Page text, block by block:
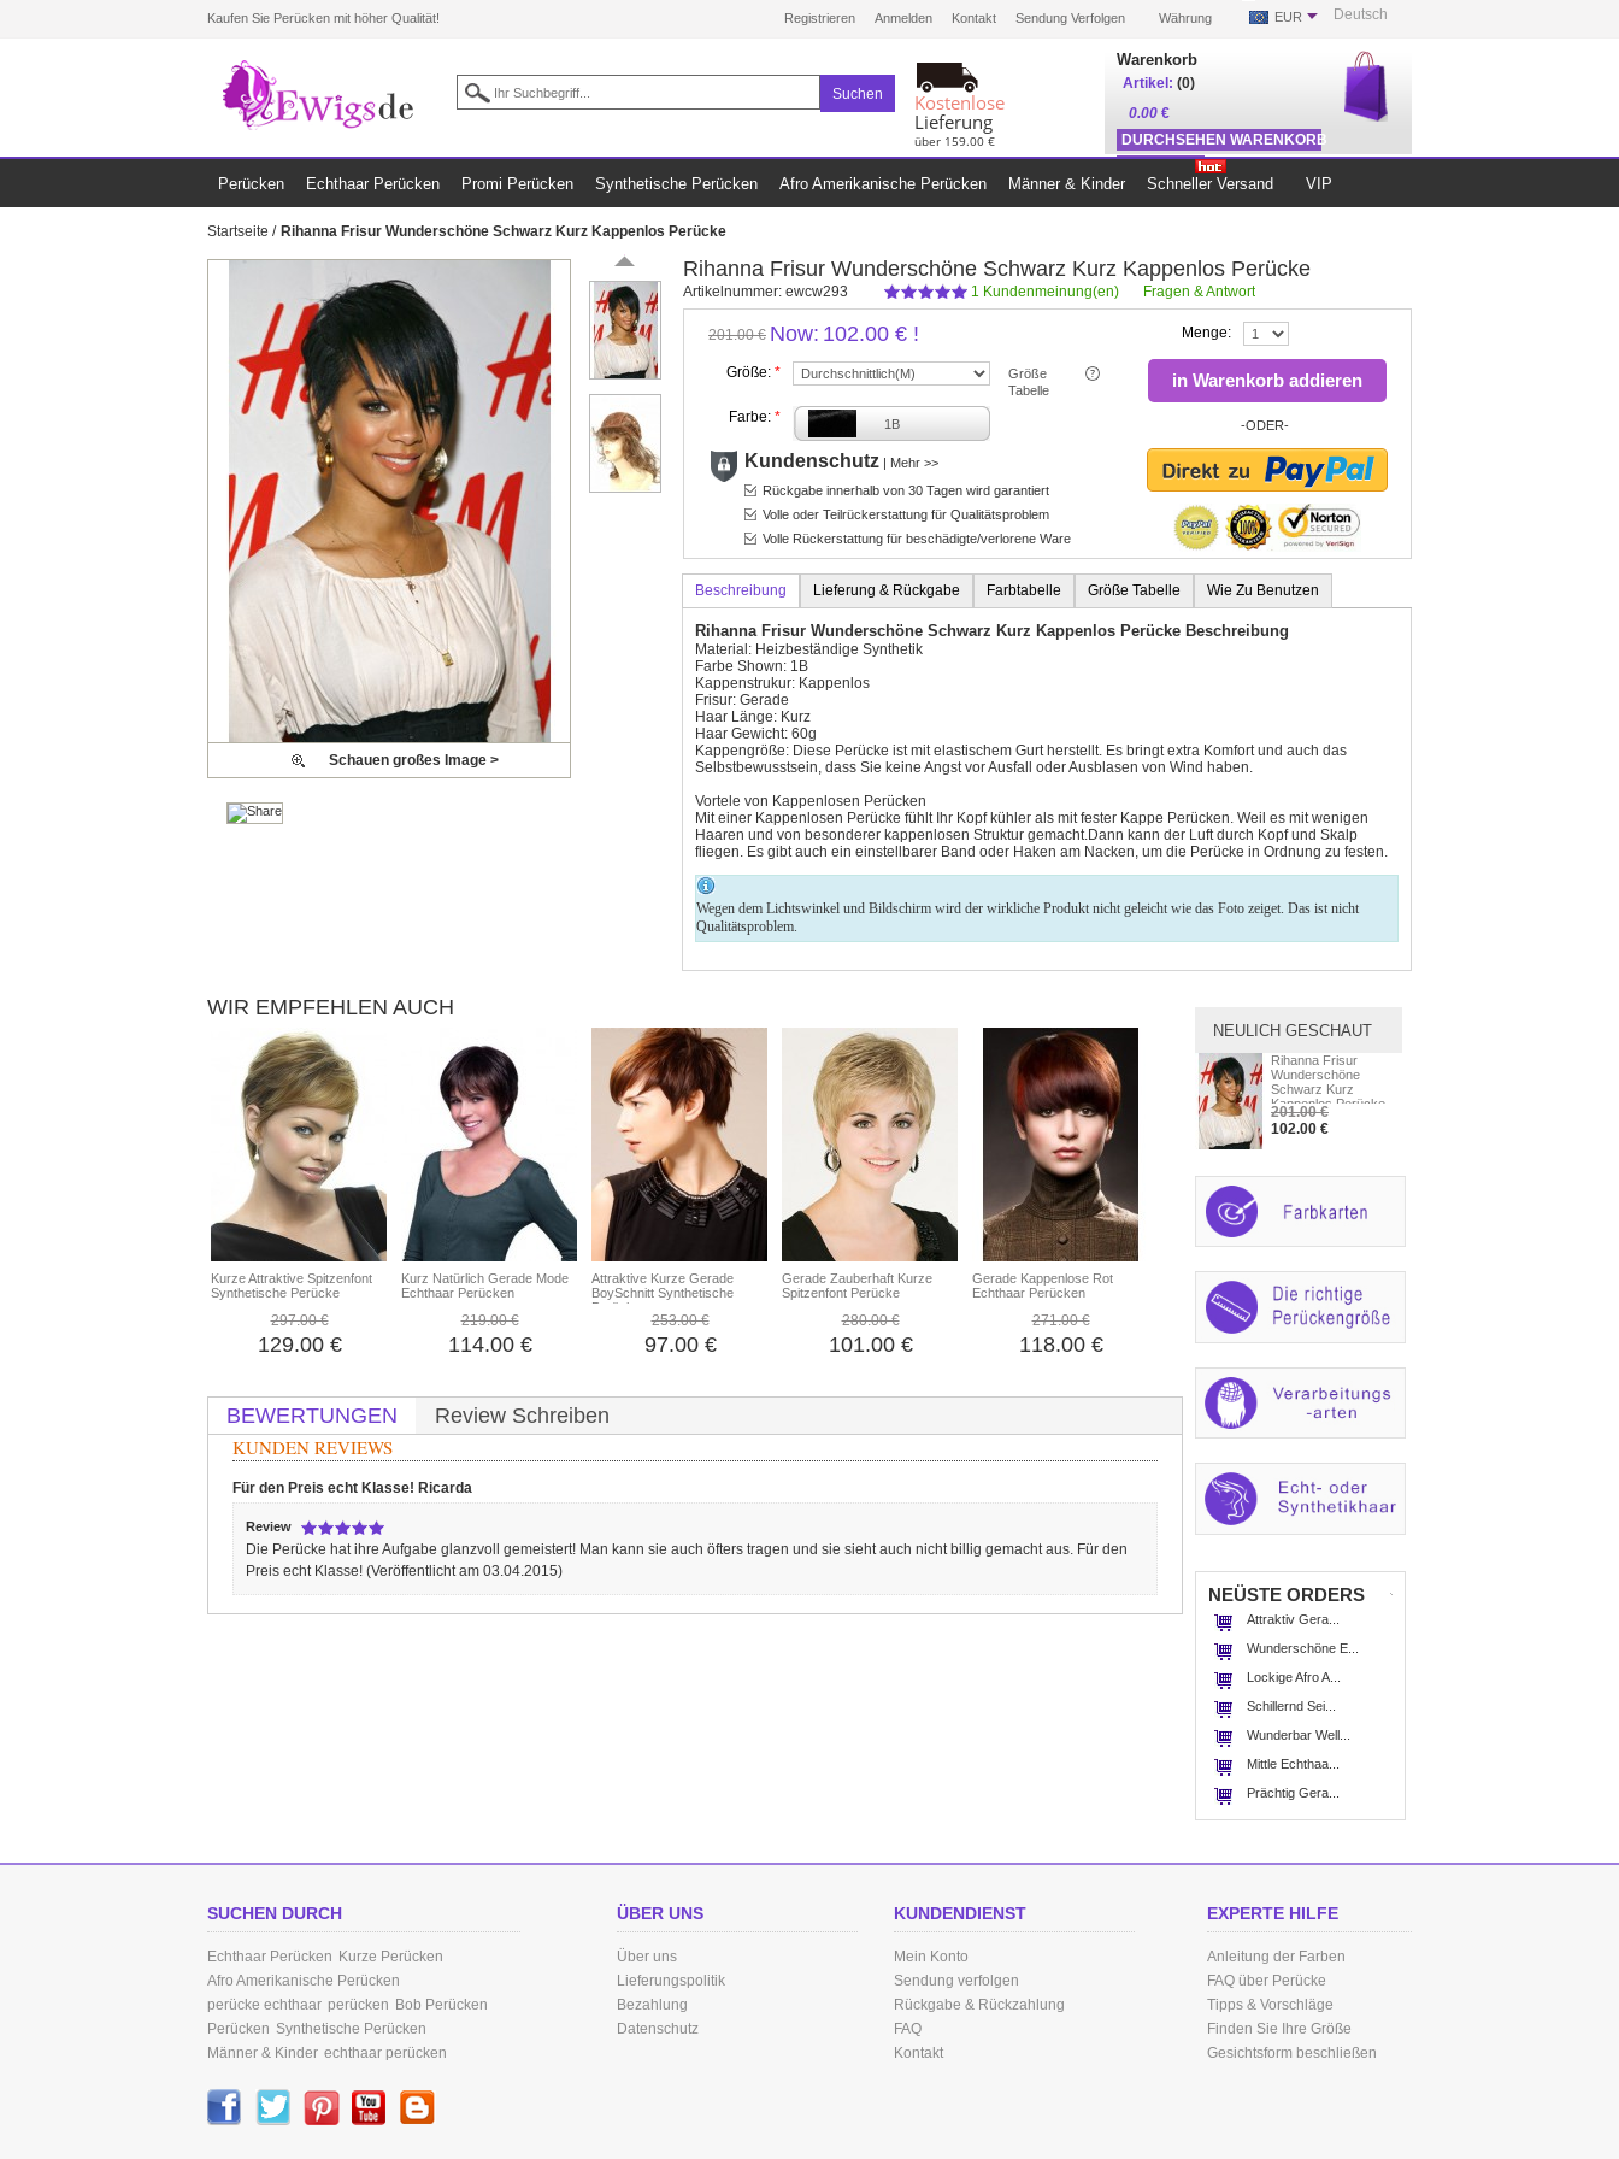
Kaufen Sie Perücken mit höher Qualität! Deutsch
Währung EUR
Registrieren Anmelden Kontakt Sendung Verfolgen
Suchen
Kostenlose
Lieferung
über 159.00 €
Warenkorb
Artikel: (0)
0.00 €
DURCHSEHEN WARENKORB
ZUR KASSE
Perücken Echthaar Perücken Promi Perücken Synthetische Perücken Afro Amerikanische Perücken Männer & Kinder Schneller Versand VIP
Startseite / Rihanna Frisur Wunderschöne Schwarz Kurz Kappenlos Perücke
Rihanna Frisur Wunderschöne Schwarz Kurz Kappenlos Perücke
Artikelnummer: ewcw293 1 Kundenmeinung(en) Fragen & Antwort
201.00 € Now: 102.00 € !
Größe: *
Größe
Tabelle
Farbe: * 1B
Kundenschutz | Mehr >>
Rückgabe innerhalb von 30 Tagen wird garantiert
Volle oder Teilrückerstattung für Qualitätsproblem
Volle Rückerstattung für beschädigte/verlorene Ware
Menge:
in Warenkorb addieren
-ODER-
Beschreibung Lieferung & Rückgabe Farbtabelle Größe Tabelle Wie Zu Benutzen
Rihanna Frisur Wunderschöne Schwarz Kurz Kappenlos Perücke Beschreibung
Material: Heizbeständige Synthetik
Farbe Shown: 1B
Kappenstrukur: Kappenlos
Frisur: Gerade
Haar Länge: Kurz
Haar Gewicht: 60g
Kappengröße: Diese Perücke ist mit elastischem Gurt herstellt. Es bringt extra Komfort und auch das
Selbstbewusstsein, dass Sie keine Angst vor Ausfall oder Ausblasen von Wind haben.
Vortele von Kappenlosen Perücken
Mit einer Kappenlosen Perücke fühlt Ihr Kopf kühler als mit fester Kappe Perücken. Weil es mit wenigen
Haaren und von besonderer kappenlosen Struktur gemacht.Dann kann der Luft durch Kopf und Skalp
fliegen. Es gibt auch ein einstellbarer Band oder Haken am Nacken, um die Perücke in Ordnung zu festen.
Wegen dem Lichtswinkel und Bildschirm wird der wirkliche Produkt nicht geleicht wie das Foto zeiget. Das ist nicht
Qualitätsproblem.
Schauen großes Image >
WIR EMPFEHLEN AUCH
Kurze Attraktive Spitzenfont
Synthetische Perücke
297.00 €
129.00 €
Kurz Natürlich Gerade Mode
Echthaar Perücken
219.00 €
114.00 €
Attraktive Kurze Gerade
BoySchnitt Synthetische
Perücke
253.00 €
97.00 €
Gerade Zauberhaft Kurze
Spitzenfont Perücke
280.00 €
101.00 €
Gerade Kappenlose Rot
Echthaar Perücken
271.00 €
118.00 €
BEWERTUNGEN
Review Schreiben
KUNDEN REVIEWS
Für den Preis echt Klasse! Ricarda
Review
Die Perücke hat ihre Aufgabe glanzvoll gemeistert! Man kann sie auch öfters tragen und sie sieht auch nicht billig gemacht aus. Für den
Preis echt Klasse! (Veröffentlicht am 03.04.2015)
NEULICH GESCHAUT
Rihanna Frisur
Wunderschöne
Schwarz Kurz
Kappenlos Perücke
201.00 €
102.00 €
NEÜSTE ORDERS
Attraktiv Gera...
Wunderschöne E...
Lockige Afro A...
Schillernd Sei...
Wunderbar Well...
Mittle Echthaa...
Prächtig Gera...
SUCHEN DURCH
Echthaar Perücken Kurze Perücken
Afro Amerikanische Perücken
perücke echthaar perücken Bob Perücken
Perücken Synthetische Perücken
Männer & Kinder echthaar perücken
ÜBER UNS
Über uns
Lieferungspolitik
Bezahlung
Datenschutz
KUNDENDIENST
Mein Konto
Sendung verfolgen
Rückgabe & Rückzahlung
FAQ
Kontakt
EXPERTE HILFE
Anleitung der Farben
FAQ über Perücke
Tipps & Vorschläge
Finden Sie Ihre Größe
Gesichtsform beschließen